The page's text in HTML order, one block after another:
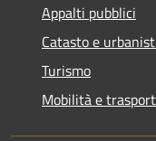
Appalti pubblici
Catasto e
Turismo
Mobilità e